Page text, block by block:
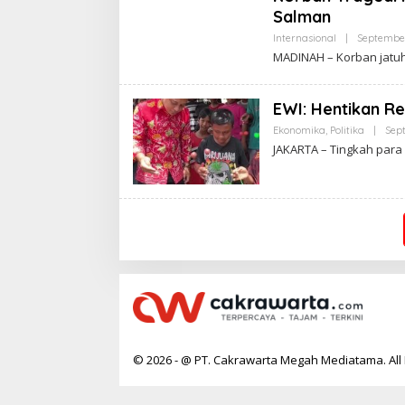
Salman
Internasional
MADINAH – Korban
EWI: Hentikan
Ekonomika, Politika
JAKARTA – Tingkah
© 2026 - @ PT. Cakrawarta Megah Mediatama.